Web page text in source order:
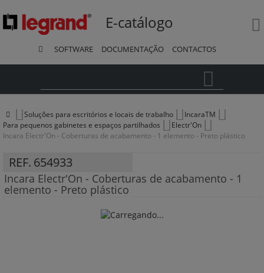
E-catálogo
SOFTWARE DOCUMENTAÇÃO CONTACTOS
Soluções para escritórios e locais de trabalho
IncaraTM
Para pequenos gabinetes e espaços partilhados
Electr'On
Incara Electr'On - Coberturas de acabamento - 1 elemento - Preto plástico
REF. 654933
Incara Electr'On - Coberturas de acabamento - 1
elemento - Preto plástico